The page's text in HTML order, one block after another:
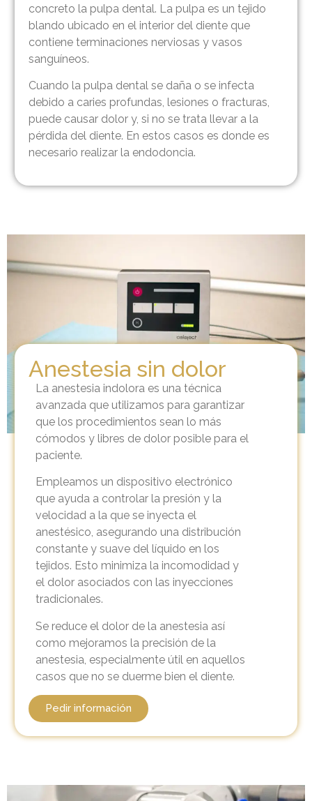
concreto la pulpa dental. La pulpa es un tejido
blando ubicado en el interior del diente que
contiene terminaciones nerviosas y vasos
sanguíneos.
Cuando la pulpa dental se daña o se infecta
debido a caries profundas, lesiones o fracturas,
puede causar dolor y, si no se trata llevar a la
pérdida del diente. En estos casos es donde es
necesario realizar la endodoncia.
Anestesia sin dolor
La anestesia indolora es una técnica
avanzada que utilizamos para garantizar
que los procedimientos sean lo más
cómodos y libres de dolor posible para el
paciente.
Empleamos un dispositivo electrónico
que ayuda a controlar la presión y la
velocidad a la que se inyecta el
anestésico, asegurando una distribución
constante y suave del líquido en los
tejidos. Esto minimiza la incomodidad y
el dolor asociados con las inyecciones
tradicionales.
Se reduce el dolor de la anestesia así
como mejoramos la precisión de la
anestesia, especialmente útil en aquellos
casos que no se duerme bien el diente.
Pedir información